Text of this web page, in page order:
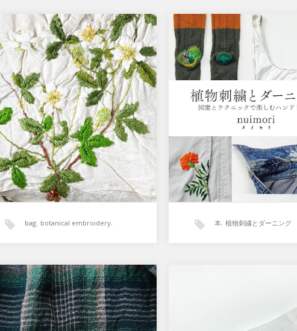
植物刺繍
草苺のトートバッグ / wild
strawberry
我が家の庭にも草苺の白く美しい花が
咲き始めました。 これから青い実を
つけ、赤く熟してゆきます。 紅く丸
い実も可…
bag, botanical embroidery,
植物刺繍
『植物刺繍とダーニング
版のお知らせ
『植物刺繍とダーニング』出
らせ 『植物刺繍とダーニン
案とテクニックで楽しむハン
〈植物刺…
本, 植物刺繍とダーニング
植物刺繍とダーニング『松』